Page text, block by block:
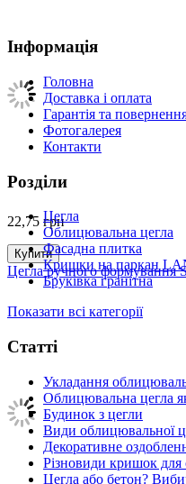
22,75 грн
Купити
Цегла ручного формування
Інформація
Головна
Доставка і оплата
Гарантія та
Фотогалерея
Контакти
Розділи
Цегла
Облицювальна цегла
Фасадна плитка
Кришки на паркан
Бруківка гранітна
Показати всі категорії
Статті
Укладання
Облицювальна цегла
Будинок з цегли
Види облицювальної
Декоративне
Різновиди кришок для
Цегла або бетон?